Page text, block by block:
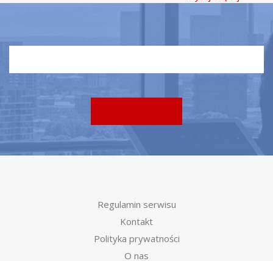
Regulamin serwisu
Kontakt
Polityka prywatności
O nas